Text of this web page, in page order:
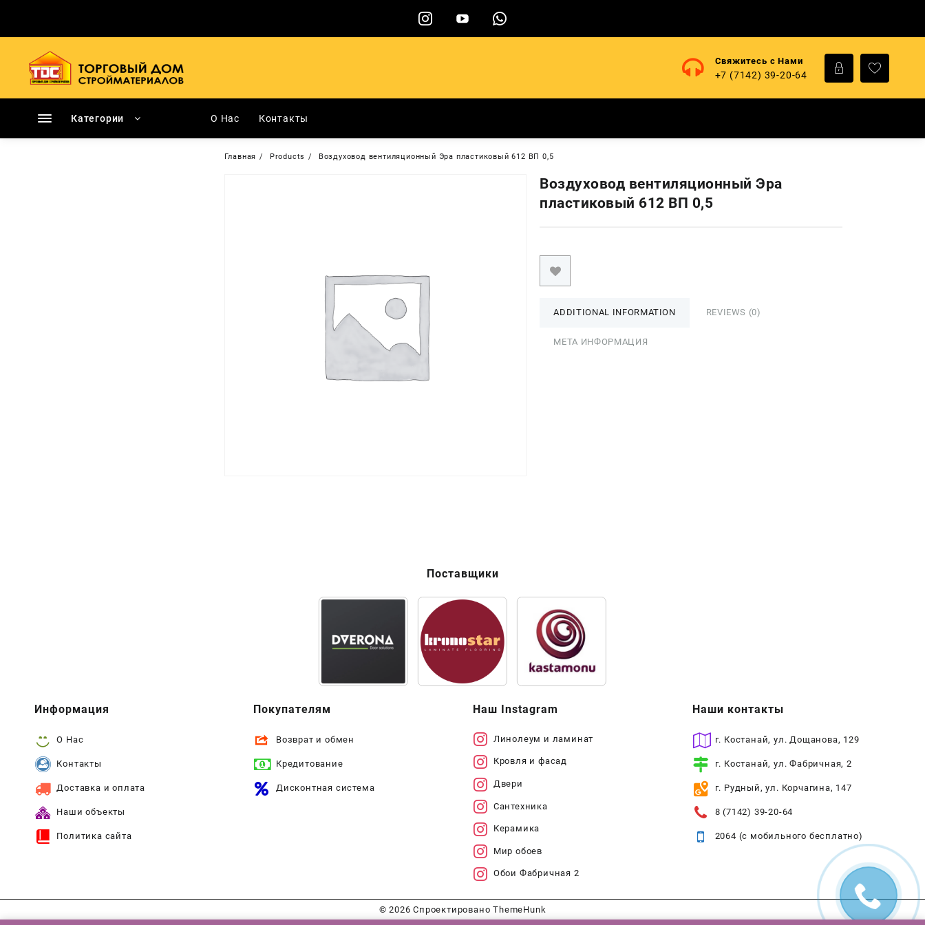
содержимому
Свяжитесь с Нами
+7 (7142) 39-20-64
Категории О Нас Контакты
Главная Products Воздуховод вентиляционный Эра пластиковый 612 ВП 0,5
Воздуховод вентиляционный Эра
пластиковый 612 ВП 0,5
ADDITIONAL INFORMATION REVIEWS (0)
МЕТА ИНФОРМАЦИЯ
Поставщики
Информация
О Нас
Контакты
Доставка и оплата
Наши объекты
Политика сайта
Покупателям
Возврат и обмен
Кредитование
Дисконтная система
Наш Instagram
Линолеум и ламинат
Кровля и фасад
Двери
Сантехника
Керамика
Мир обоев
Обои Фабричная 2
Наши контакты
г. Костанай, ул. Дощанова, 129
г. Костанай, ул. Фабричная, 2
г. Рудный, ул. Корчагина, 147
8 (7142) 39-20-64
2064 (с мобильного бесплатно)
© 2026Спроектировано ThemeHunk